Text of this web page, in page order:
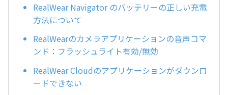
RealWear Navigator のバッテリーの正しい充電
方法について
RealWearのカメラアプリケーションの音声コマ
ンド：フラッシュライト有効/無効
RealWear Cloudのアプリケーションがダウンロ
ードできない